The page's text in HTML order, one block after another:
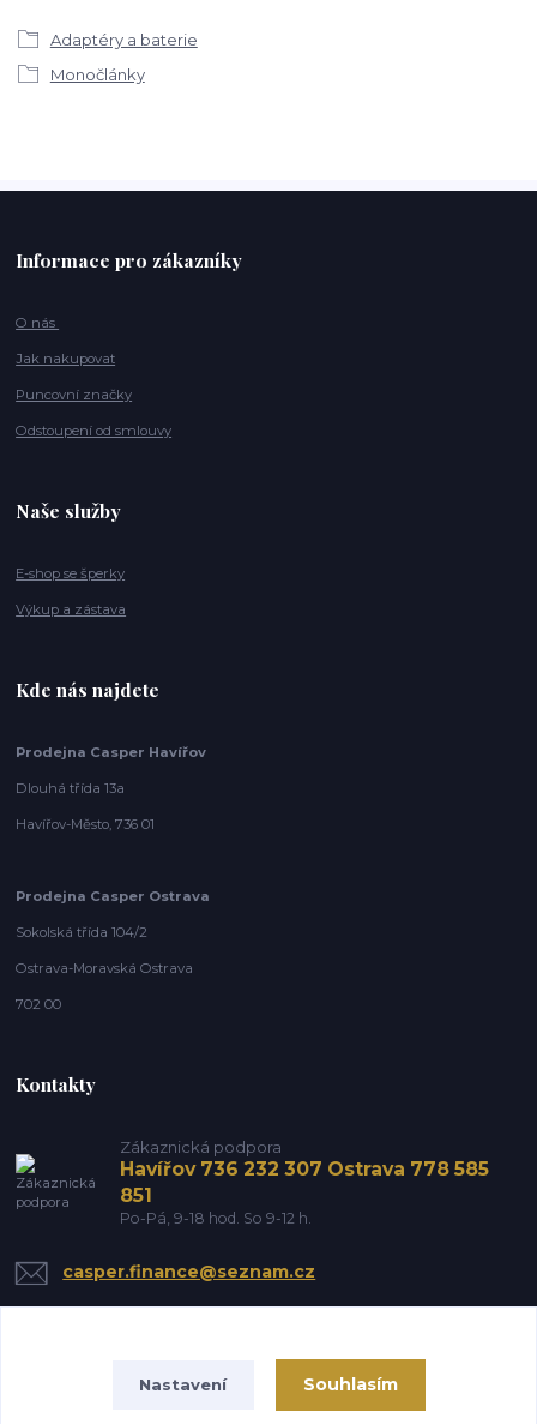
Adaptéry a baterie
Monočlánky
Informace pro zákazníky
O nás
Jak nakupovat
Puncovní značky
Odstoupení od smlouvy
Naše služby
E-shop se šperky
Výkup a zástava
Kde nás najdete
Prodejna Casper Havířov
Dlouhá třída 13a
Havířov-Město, 736 01
Prodejna Casper Ostrava
Sokolská třída 104/2
Ostrava-Moravská Ostrava
702 00
Kontakty
Zákaznická podpora
Havířov 736 232 307 Ostrava 778 585
851
Po-Pá, 9-18 hod. So 9-12 h.
casper.finance@seznam.cz
Nastavení Souhlasím